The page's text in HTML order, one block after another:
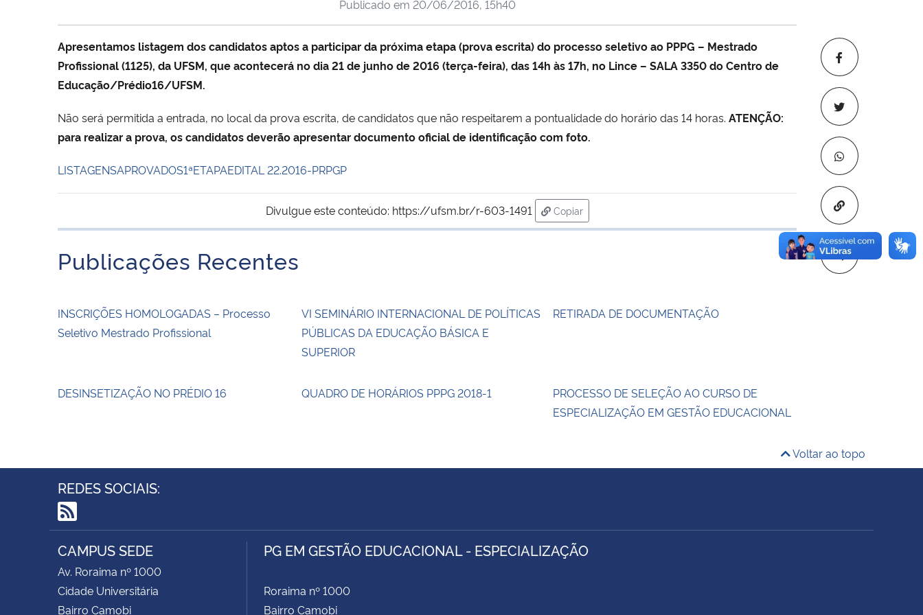
Copiar para
Publicado em 20/06/2016, 15h40
Apresentamos listagem dos candidatos aptos a participar da próxima etapa (prova escrita) do processo seletivo ao PPPG – Mestrado
Profissional (1125), da UFSM, que acontecerá no dia 21 de junho de 2016 (terça-feira), das 14h às 17h, no Lince – SALA 3350 do Centro de
Educação/Prédio16/UFSM.
Não será permitida a entrada, no local da prova escrita, de candidatos que não respeitarem a pontualidade do horário das 14 horas. ATENÇÃO:
para realizar a prova, os candidatos deverão apresentar documento oficial de identificação com foto.
LISTAGENSAPROVADOS1ªETAPAEDITAL 22.2016-PRPGP
Divulgue este conteúdo: https://ufsm.br/r-603-1491
Copiar
para área de transferência
Publicações Recentes
INSCRIÇÕES HOMOLOGADAS – Processo
Seletivo Mestrado Profissional
VI SEMINÁRIO INTERNACIONAL DE POLÍTICAS
PÚBLICAS DA EDUCAÇÃO BÁSICA E
SUPERIOR
RETIRADA DE DOCUMENTAÇÃO
DESINSETIZAÇÃO NO PRÉDIO 16 QUADRO DE HORÁRIOS PPPG 2018-1
PROCESSO DE SELEÇÃO AO CURSO DE
ESPECIALIZAÇÃO EM GESTÃO EDUCACIONAL
Voltar ao topo
REDES SOCIAIS:
RSS
CAMPUS SEDE
Av. Roraima nº 1000
Cidade Universitária
Bairro Camobi
PG EM GESTÃO EDUCACIONAL - ESPECIALIZAÇÃO
Roraima nº 1000
Bairro Camobi